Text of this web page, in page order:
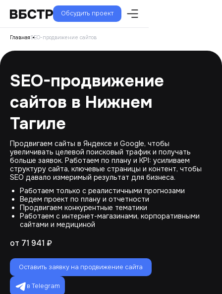
Обсудить проект
ГлавнаяSEO-продвижение сайтов
SEO-продвижение
сайтов в Нижнем
Тагиле
Продвигаем сайты в Яндексе и Google, чтобы
увеличивать целевой поисковый трафик и получать
больше заявок. Работаем по плану и KPI: усиливаем
структуру сайта, ключевые страницы и контент, чтобы
SEO давало измеримый результат для бизнеса.
Работаем только с реалистичными прогнозами
Ведем проект по плану и отчетности
Продвигаем конкурентные тематики
Работаем с интернет-магазинами, корпоративными
сайтами и медициной
от 71 941 ₽
Оставить заявку на продвижение сайта
в Telegram